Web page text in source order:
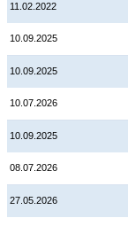
11.02.2022
10.09.2025
10.09.2025
10.07.2026
10.09.2025
08.07.2026
27.05.2026